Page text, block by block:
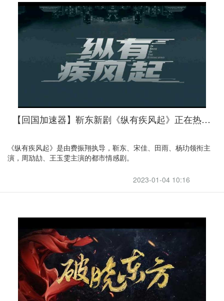
【回国加速器】靳东新剧《纵有疾风起》正在热播，喜欢的朋友记得用引力回国追剧
《纵有疾风起》是由费振翔执导，靳东、宋佳、田雨、杨玏领衔主
演，周劢劼、王玉雯主演的都市情感剧。
2023-01-04 10:16